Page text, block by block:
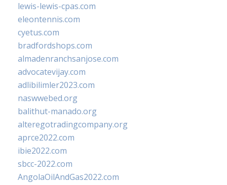
lewis-lewis-cpas.com
eleontennis.com
cyetus.com
bradfordshops.com
almadenranchsanjose.com
advocatevijay.com
adlibilimler2023.com
naswwebed.org
balithut-manado.org
alteregotradingcompany.org
aprce2022.com
ibie2022.com
sbcc-2022.com
AngolaOilAndGas2022.com